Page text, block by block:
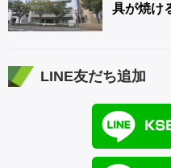
具が焼け
LINE友だち追加